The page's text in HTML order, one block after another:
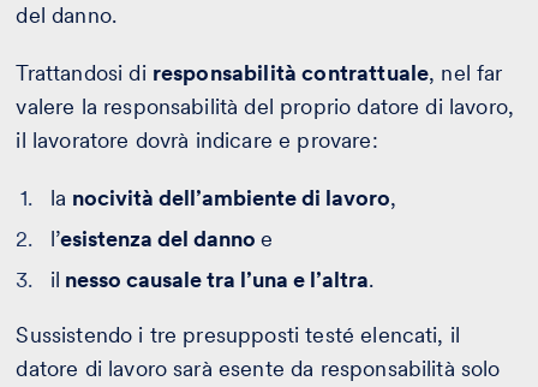
del danno.
Trattandosi di responsabilità contrattuale, nel far
valere la responsabilità del proprio datore di lavoro,
il lavoratore dovrà indicare e provare:
la nocività dell’ambiente di lavoro,
l’esistenza del dannoe
il nesso causale tra l’una e l’altra.
Sussistendo i tre presupposti testé elencati, il
datore di lavoro sarà esente da responsabilità solo